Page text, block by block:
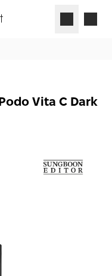
Vita C Dark